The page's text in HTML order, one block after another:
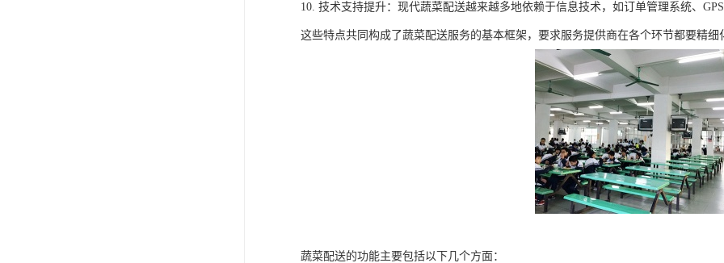
10. 技术支持提升：现代蔬菜配送越来越多地依赖于信息技术，如订单管理系统、
这些特点共同构成了蔬菜配送服务的基本框架，要求服务提供商在各个环节都要精
蔬菜配送的功能主要包括以下几个方面：